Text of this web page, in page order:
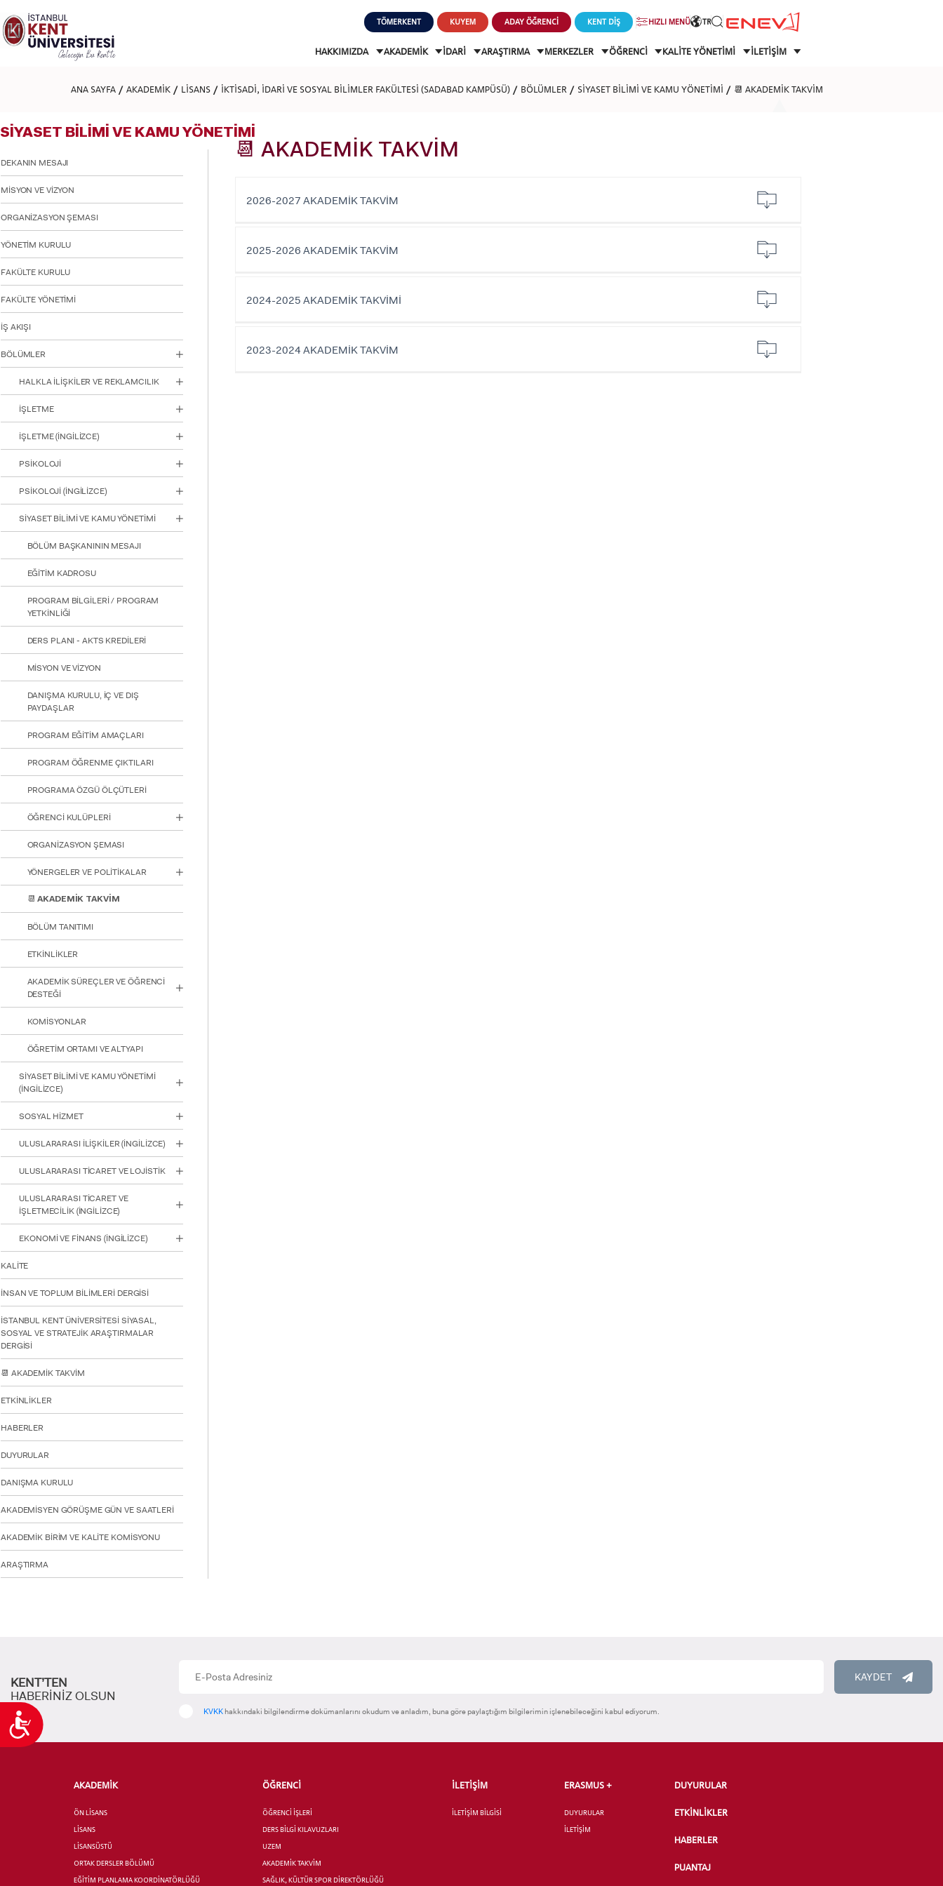
dikkat:
Bu
web
sitesini,
okuyucu
engellilere
ayarlamak
için
Control-
F11'e
basın;
Erişilebilirlik
menüsünü
için
Control-
basın.
Ulaşılabilirlik
TÖMERKENT KUYEM ADAY ÖĞRENCİ KENT DİŞ HIZLI MENÜ TR
HAKKIMIZDA AKADEMİK İDARİ ARAŞTIRMA MERKEZLER ÖĞRENCİ KALİTE YÖNETİMİ İLETİŞİM
ANA SAYFA AKADEMİK LİSANS İKTİSADİ, İDARİ VE SOSYAL BİLİMLER FAKÜLTESİ (SADABAD KAMPÜSÜ) BÖLÜMLER SİYASET BİLİMİ VE KAMU YÖNETİMİ 📆 AKADEMİK TAKVİM
SİYASET BİLİMİ VE KAMU YÖNETİMİ
DEKANIN MESAJI
MİSYON VE VİZYON
ORGANİZASYON ŞEMASI
YÖNETİM KURULU
FAKÜLTE KURULU
FAKÜLTE YÖNETİMİ
İŞ AKIŞI
BÖLÜMLER
HALKLA İLİŞKİLER VE REKLAMCILIK
İŞLETME
‏‏‏‏‏İŞLETME (İNGİLİZCE)
PSİKOLOJİ
PSİKOLOJİ (İNGİLİZCE)
SİYASET BİLİMİ VE KAMU YÖNETİMİ
BÖLÜM BAŞKANININ MESAJI
EĞİTİM KADROSU
PROGRAM BİLGİLERİ / PROGRAM
YETKİNLİĞİ
DERS PLANI - AKTS KREDİLERİ
MİSYON VE VİZYON
DANIŞMA KURULU, İÇ VE DIŞ
PAYDAŞLAR
PROGRAM EĞİTİM AMAÇLARI
PROGRAM ÖĞRENME ÇIKTILARI
PROGRAMA ÖZGÜ ÖLÇÜTLERİ
ÖĞRENCİ KULÜPLERİ
ORGANİZASYON ŞEMASI
YÖNERGELER VE POLİTİKALAR
📆 AKADEMİK TAKVİM
BÖLÜM TANITIMI
ETKİNLİKLER
AKADEMİK SÜREÇLER VE ÖĞRENCİ
DESTEĞİ
KOMİSYONLAR
ÖĞRETİM ORTAMI VE ALTYAPI
SİYASET BİLİMİ VE KAMU YÖNETİMİ
(İNGİLİZCE)
SOSYAL HİZMET
ULUSLARARASI İLİŞKİLER (İNGİLİZCE)
ULUSLARARASI TİCARET VE LOJİSTİK
ULUSLARARASI TİCARET VE
İŞLETMECİLİK (İNGİLİZCE)
EKONOMİ VE FİNANS (İNGİLİZCE)
KALİTE
İNSAN VE TOPLUM BİLİMLERİ DERGİSİ
İSTANBUL KENT ÜNİVERSİTESİ SİYASAL,
SOSYAL VE STRATEJİK ARAŞTIRMALAR
DERGİSİ
📆 AKADEMİK TAKVİM
ETKİNLİKLER
HABERLER
DUYURULAR
DANIŞMA KURULU
AKADEMİSYEN GÖRÜŞME GÜN VE SAATLERİ
AKADEMİK BİRİM VE KALİTE KOMİSYONU
ARAŞTIRMA
📆 AKADEMİK TAKVİM
2026-2027 AKADEMİK TAKVİM
2025-2026 AKADEMİK TAKVİM
2024-2025 AKADEMİK TAKVİMİ
2023-2024 AKADEMİK TAKVİM
KENT’TEN
HABERİNİZ OLSUN
KAYDET
KVKK hakkındaki bilgilendirme dokümanlarını okudum ve anladım, buna göre paylaştığım bilgilerimin işlenebileceğini kabul ediyorum.
AKADEMİK
ÖN LİSANS
LİSANS
LİSANSÜSTÜ
ORTAK DERSLER BÖLÜMÜ
EĞİTİM PLANLAMA KOORDİNATÖRLÜĞÜ
ÖĞRENCİ
ÖĞRENCİ İŞLERİ
DERS BİLGİ KILAVUZLARI
UZEM
AKADEMİK TAKVİM
SAĞLIK, KÜLTÜR SPOR DİREKTÖRLÜĞÜ
İLETİŞİM
İLETİŞİM BİLGİSİ
ERASMUS +
DUYURULAR
İLETİŞİM
DUYURULAR
ETKİNLİKLER
HABERLER
PUANTAJ